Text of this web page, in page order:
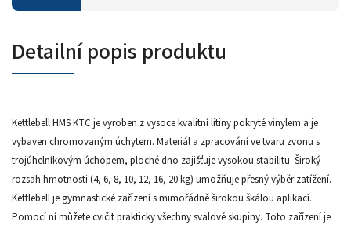
Detailní popis produktu
Kettlebell HMS KTC je vyroben z vysoce kvalitní litiny pokryté vinylem a je
vybaven chromovaným úchytem. Materiál a zpracování ve tvaru zvonu s
trojúhelníkovým úchopem, ploché dno zajišťuje vysokou stabilitu. Široký
rozsah hmotnosti (4, 6, 8, 10, 12, 16, 20 kg) umožňuje přesný výběr zatížení.
Kettlebell je gymnastické zařízení s mimořádně širokou škálou aplikací.
Pomocí ní můžete cvičit prakticky všechny svalové skupiny. Toto zařízení je